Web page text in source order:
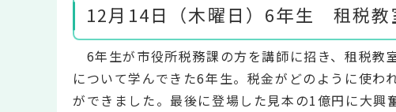
12月14日（木曜日）6年生 租税教
6年生が市役所税務課の方を講師に招き、租税教
について学んできた6年生。税金がどのように使わ
ができました。最後に登場した見本の1億円に大